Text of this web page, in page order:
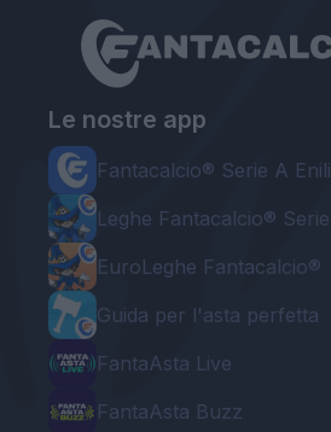
Le nostre app
Fantacalcio® Serie A
Leghe Fantacalcio®
EuroLeghe Fantacalcio®
Guida per l'asta perfetta
FantaAsta Live
FantaAsta Buzz